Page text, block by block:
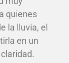
quienes
la lluvia, el
en un